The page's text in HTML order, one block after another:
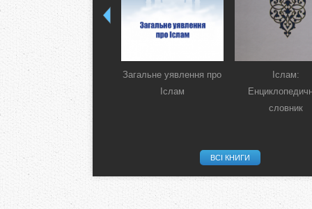
Загальне уявлення про
Іслам
Іслам:
словник
ВСІ КНИГИ